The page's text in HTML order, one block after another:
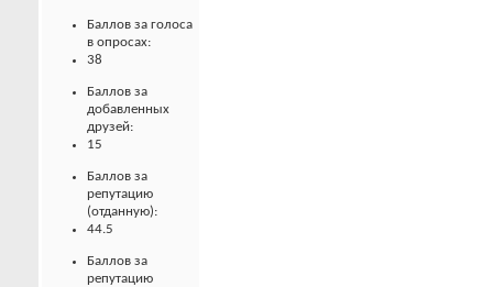
Баллов за голоса
в опросах:
38
Баллов за
добавленных
друзей:
15
Баллов за
репутацию
(отданную):
44.5
Баллов за
репутацию